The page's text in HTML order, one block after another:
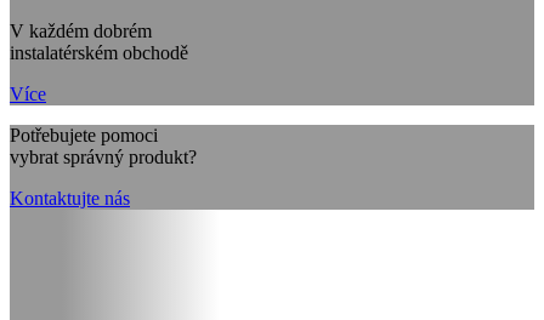
V každém dobrém
instalatérském obchodě
Více
Potřebujete pomoci
vybrat správný produkt?
Kontaktujte nás